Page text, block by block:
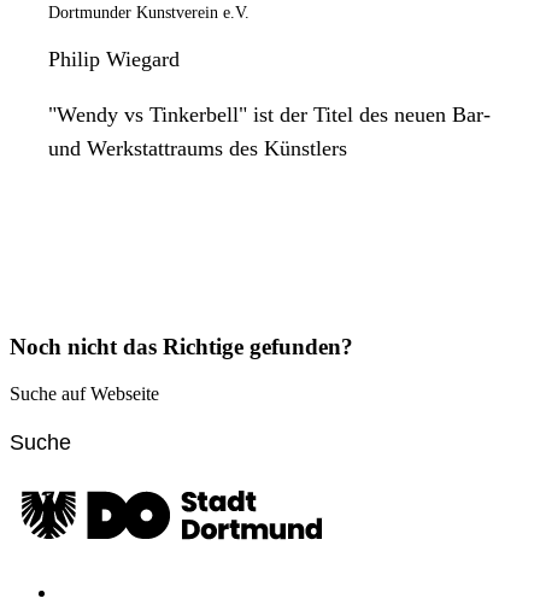
Dortmunder Kunstverein e.V.
Philip Wiegard
"Wendy vs Tinkerbell" ist der Titel des neuen Bar-
und Werkstattraums des Künstlers
Noch nicht das Richtige gefunden?
Suche auf Webseite